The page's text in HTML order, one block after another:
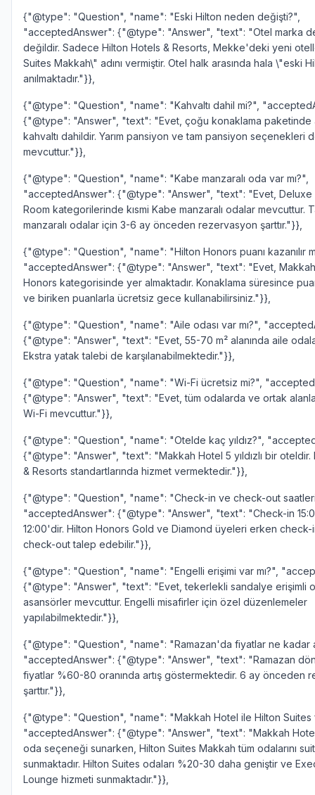
{"@type": "Question", "name": "Eski Hilton neden değişti?",
"acceptedAnswer": {"@type": "Answer", "text": "Otel marka
değildir. Sadece Hilton Hotels & Resorts, Mekke'deki yeni
Suites Makkah\" adını vermiştir. Otel halk arasında hala \"eski
anılmaktadır."}},
{"@type": "Question", "name": "Kahvaltı dahil mi?",
{"@type": "Answer", "text": "Evet, çoğu konaklama paketinde
kahvaltı dahildir. Yarım pansiyon ve tam pansiyon seçenekleri
mevcuttur."}},
{"@type": "Question", "name": "Kabe manzaralı oda var mı?",
"acceptedAnswer": {"@type": "Answer", "text": "Evet, Deluxe
Room kategorilerinde kısmi Kabe manzaralı odalar mevcuttur.
manzaralı odalar için 3-6 ay önceden rezervasyon şarttır."}},
{"@type": "Question", "name": "Hilton Honors puanı kazanılır
"acceptedAnswer": {"@type": "Answer", "text": "Evet,
Honors kategorisinde yer almaktadır. Konaklama süresince
ve biriken puanlarla ücretsiz gece kullanabilirsiniz."}},
{"@type": "Question", "name": "Aile odası var mı?",
{"@type": "Answer", "text": "Evet, 55-70 m² alanında aile
Ekstra yatak talebi de karşılanabilmektedir."}},
{"@type": "Question", "name": "Wi-Fi ücretsiz mi?",
{"@type": "Answer", "text": "Evet, tüm odalarda ve ortak
Wi-Fi mevcuttur."}},
{"@type": "Question", "name": "Otelde kaç yıldız?",
{"@type": "Answer", "text": "Makkah Hotel 5 yıldızlı bir oteldir.
& Resorts standartlarında hizmet vermektedir."}},
{"@type": "Question", "name": "Check-in ve check-out
"acceptedAnswer": {"@type": "Answer", "text": "Check-in
12:00'dir. Hilton Honors Gold ve Diamond üyeleri erken
check-out talep edebilir."}},
{"@type": "Question", "name": "Engelli erişimi var mı?",
{"@type": "Answer", "text": "Evet, tekerlekli sandalye erişimli
asansörler mevcuttur. Engelli misafirler için özel düzenlemeler
yapılabilmektedir."}},
{"@type": "Question", "name": "Ramazan'da fiyatlar ne kadar
"acceptedAnswer": {"@type": "Answer", "text": "Ramazan
fiyatlar %60-80 oranında artış göstermektedir. 6 ay önceden
şarttır."}},
{"@type": "Question", "name": "Makkah Hotel ile Hilton Suites
"acceptedAnswer": {"@type": "Answer", "text": "Makkah
oda seçeneği sunarken, Hilton Suites Makkah tüm odalarını
sunmaktadır. Hilton Suites odaları %20-30 daha geniştir ve
Lounge hizmeti sunmaktadır."}},